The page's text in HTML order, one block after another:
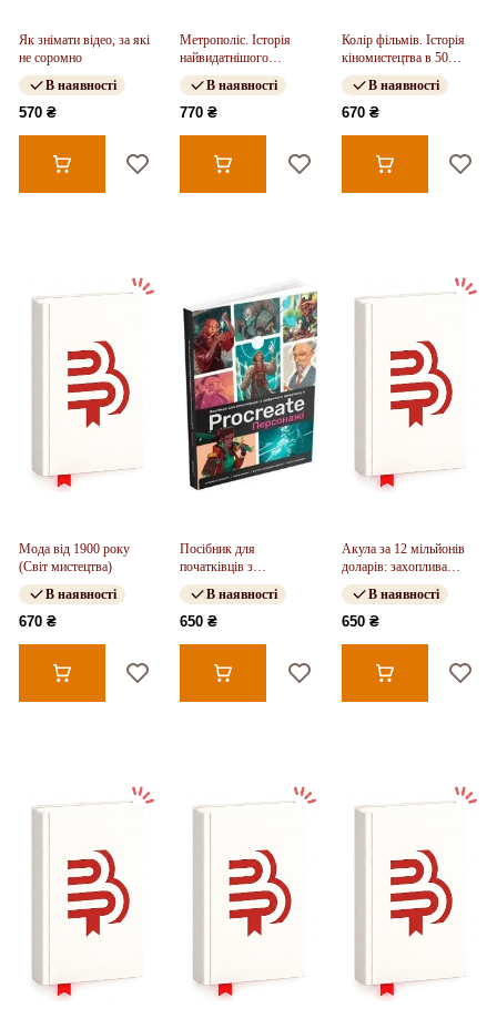
Як знімати відео, за які
не соромно
В наявності
570 ₴
Метрополіс. Історія
найвидатнішого
винаходу
В наявності
770 ₴
Колір фільмів. Історія
кіномистецтва в 50
палітрах
В наявності
670 ₴
Мода від 1900 року
(Світ мистецтва)
В наявності
670 ₴
Посібник для
початківців з
цифрового живопису в
Procreate 02. Персонажі
В наявності
650 ₴
Акула за 12 мільйонів
доларів: захоплива
економіка світу
сучасного мистецтва
В наявності
650 ₴